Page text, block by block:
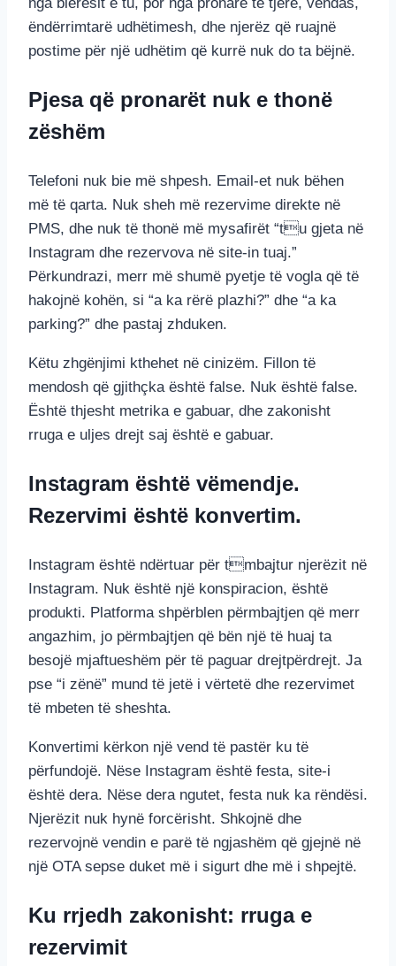
ëndërrimtarë udhëtimesh, dhe njerëz që ruajnë
postime për një udhëtim që kurrë nuk do ta bëjnë.
Pjesa që pronarët nuk e thonë
zëshëm
Telefoni nuk bie më shpesh. Email-et nuk bëhen
më të qarta. Nuk sheh më rezervime direkte në
PMS, dhe nuk të thonë më mysafirët “tu gjeta në
Instagram dhe rezervova në site-in tuaj.”
Përkundrazi, merr më shumë pyetje të vogla që të
hakojnë kohën, si “a ka rërë plazhi?” dhe “a ka
parking?” dhe pastaj zhduken.
Këtu zhgënjimi kthehet në cinizëm. Fillon të
mendosh që gjithçka është false. Nuk është false.
Është thjesht metrika e gabuar, dhe zakonisht
rruga e uljes drejt saj është e gabuar.
Instagram është vëmendje.
Rezervimi është konvertim.
Instagram është ndërtuar për tmbajtur njerëzit në
Instagram. Nuk është një konspiracion, është
produkti. Platforma shpërblen përmbajtjen që merr
angazhim, jo përmbajtjen që bën një të huaj ta
besojë mjaftueshëm për të paguar drejtpërdrejt. Ja
pse “i zënë” mund të jetë i vërtetë dhe rezervimet
të mbeten të sheshta.
Konvertimi kërkon një vend të pastër ku të
përfundojë. Nëse Instagram është festa, site-i
është dera. Nëse dera ngutet, festa nuk ka rëndësi.
Njerëzit nuk hynë forcërisht. Shkojnë dhe
rezervojnë vendin e parë të ngjashëm që gjejnë në
një OTA sepse duket më i sigurt dhe më i shpejtë.
Ku rrjedh zakonisht: rruga e
rezervimit